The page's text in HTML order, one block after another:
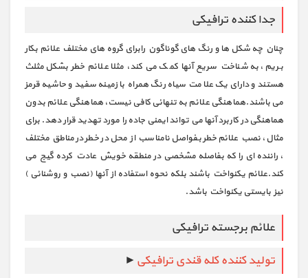
جدا کننده ترافیکی
چنان چه شکل ها و رنگ های گوناگون رابرای گروه های مختلف علائم بکار
بریم، به شناخت سریع آنها کمک می کند، مثلا علائم خطر بشکل مثلث
هستند و دارای یک علامت سیاه رنگ همراه با زمینه سفید و حاشیه قرمز
می باشند.هماهنگی علائم به تنهائی کافی نیست، هماهنگی علائم بدون
هماهنگی در کاربرد آنها می تواند ایمنی جاده را مورد تهدید قرار دهد. برای
مثال، نصب علائم خطر بفواصل نامناسب از محل در خطر در مناطق مختلف
، راننده ای را که بفاصله مشخصی در منطقه خویش عادت کرده گیج می
کند.علائم یکنواخت باشند بلکه نحوه استفاده از آنها (نصب و روشنائی )
نیز بایستی یکنواخت باشد.
علائم برجسته ترافیکی
تولید کننده کله قندی ترافیکی ►